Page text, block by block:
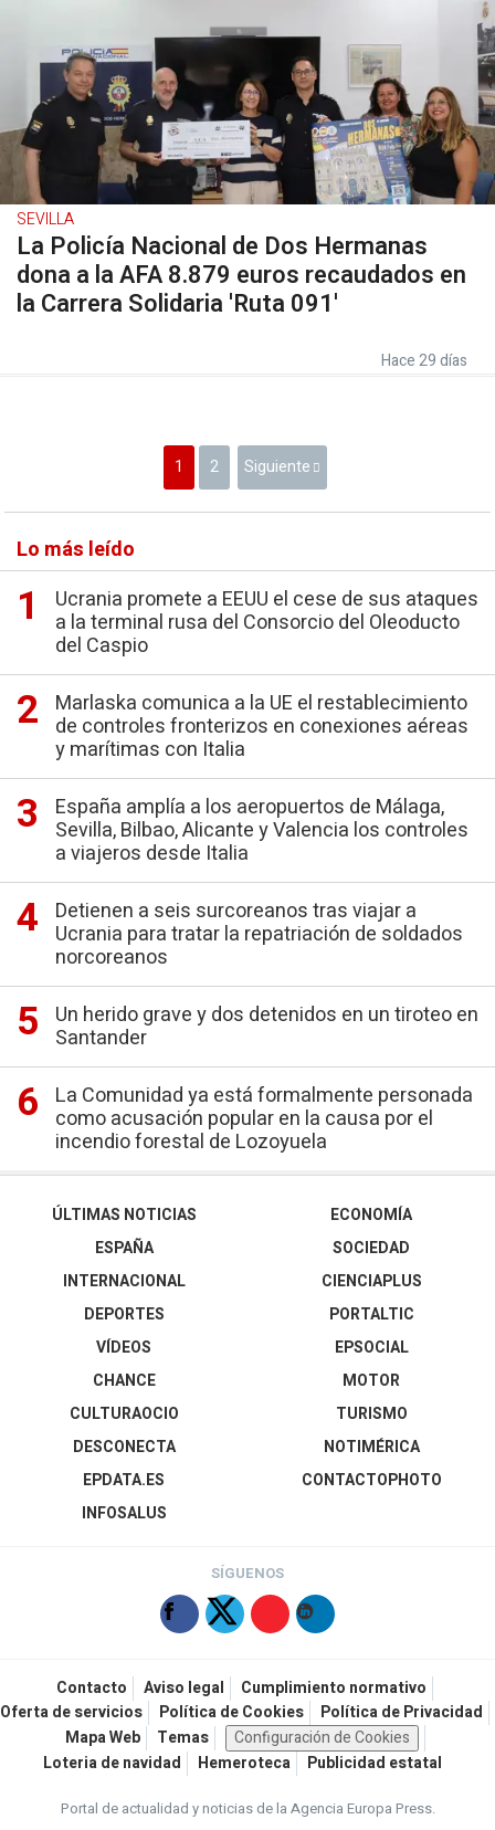
SEVILLA
La Policía Nacional de Dos Hermanas
dona a la AFA 8.879 euros recaudados en
la Carrera Solidaria 'Ruta 091'
Hace 29 días
1 2 Siguiente
Lo más leído
Ucrania promete a EEUU el cese de sus ataques
a la terminal rusa del Consorcio del Oleoducto
del Caspio
Marlaska comunica a la UE el restablecimiento
de controles fronterizos en conexiones aéreas
y marítimas con Italia
España amplía a los aeropuertos de Málaga,
Sevilla, Bilbao, Alicante y Valencia los controles
a viajeros desde Italia
Detienen a seis surcoreanos tras viajar a
Ucrania para tratar la repatriación de soldados
norcoreanos
Un herido grave y dos detenidos en un tiroteo en
Santander
La Comunidad ya está formalmente personada
como acusación popular en la causa por el
incendio forestal de Lozoyuela
ÚLTIMAS NOTICIAS
ESPAÑA
INTERNACIONAL
DEPORTES
VÍDEOS
ECONOMÍA
SOCIEDAD
CIENCIAPLUS
PORTALTIC
EPSOCIAL
CHANCE
CULTURAOCIO
DESCONECTA
EPDATA.ES
INFOSALUS
MOTOR
TURISMO
NOTIMÉRICA
CONTACTOPHOTO
SÍGUENOS
Contacto Aviso legal
Cumplimiento normativo
Oferta de servicios
Política de Cookies
Política de Privacidad
Mapa Web
Temas
Configuración de Cookies
Loteria de navidad
Hemeroteca Publicidad estatal
Portal de actualidad y noticias de la Agencia Europa Press.